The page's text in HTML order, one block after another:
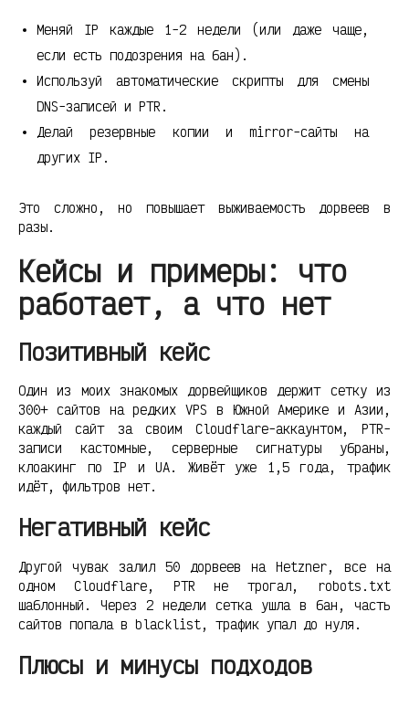
Меняй IP каждые 1-2 недели (или даже чаще,
если есть подозрения на бан).
Используй автоматические скрипты для смены
DNS-записей и PTR.
Делай резервные копии и mirror-сайты на
других IP.
Это сложно, но повышает выживаемость дорвеев в
разы.
Кейсы и примеры: что
работает, а что нет
Позитивный кейс
Один из моих знакомых дорвейщиков держит сетку из
300+ сайтов на редких VPS в Южной Америке и Азии,
каждый сайт за своим Cloudflare-аккаунтом, PTR-
записи кастомные, серверные сигнатуры убраны,
клоакинг по IP и UA. Живёт уже 1,5 года, трафик
идёт, фильтров нет.
Негативный кейс
Другой чувак залил 50 дорвеев на Hetzner, все на
одном Cloudflare, PTR не трогал, robots.txt
шаблонный. Через 2 недели сетка ушла в бан, часть
сайтов попала в blacklist, трафик упал до нуля.
Плюсы и минусы подходов